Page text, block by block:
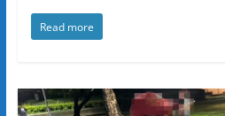
Read more